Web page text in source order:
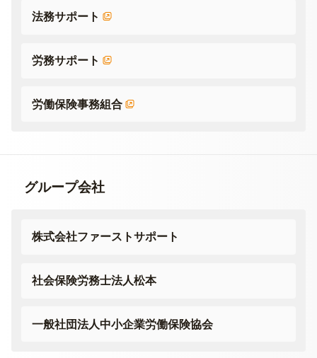
法務サポート
労務サポート
労働保険事務組合
グループ会社
株式会社ファーストサポート
社会保険労務士法人松本
一般社団法人中小企業労働保険協会